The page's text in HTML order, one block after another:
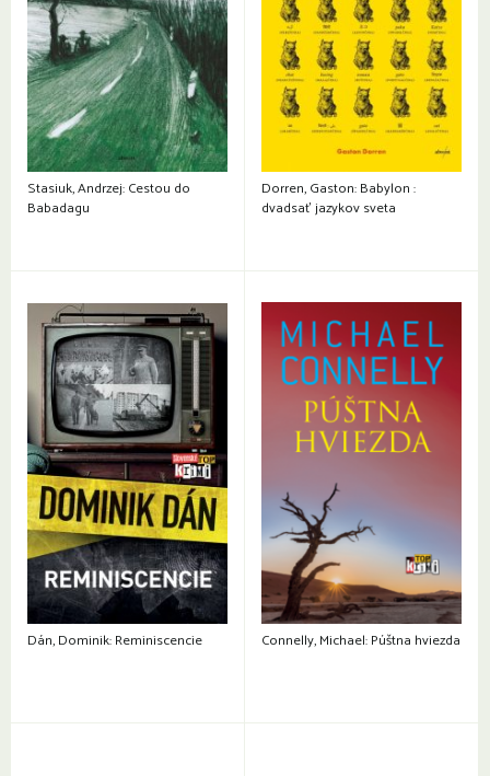
Stasiuk, Andrzej: Cestou do
Babadagu
Dorren, Gaston: Babylon :
dvadsať jazykov sveta
Dán, Dominik: Reminiscencie Connelly, Michael: Púštna hviezda